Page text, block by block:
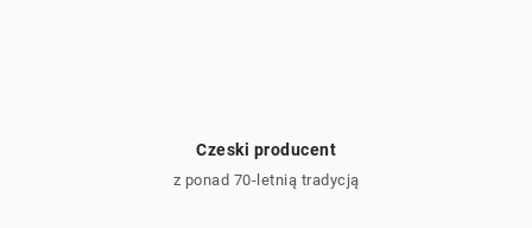
Czeski producent
z ponad 70-letnią tradycją